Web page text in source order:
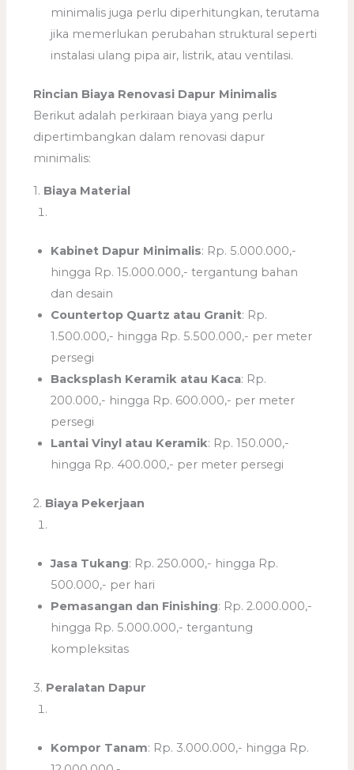
minimalis juga perlu diperhitungkan, terutama
jika memerlukan perubahan struktural seperti
instalasi ulang pipa air, listrik, atau ventilasi.
Rincian Biaya Renovasi Dapur Minimalis
Berikut adalah perkiraan biaya yang perlu
dipertimbangkan dalam renovasi dapur
minimalis:
1. Biaya Material
Kabinet Dapur Minimalis: Rp. 5.000.000,-
hingga Rp. 15.000.000,- tergantung bahan
dan desain
Countertop Quartz atau Granit: Rp.
1.500.000,- hingga Rp. 5.500.000,- per meter
persegi
Backsplash Keramik atau Kaca: Rp.
200.000,- hingga Rp. 600.000,- per meter
persegi
Lantai Vinyl atau Keramik: Rp. 150.000,-
hingga Rp. 400.000,- per meter persegi
2. Biaya Pekerjaan
Jasa Tukang: Rp. 250.000,- hingga Rp.
500.000,- per hari
Pemasangan dan Finishing: Rp. 2.000.000,-
hingga Rp. 5.000.000,- tergantung
kompleksitas
3. Peralatan Dapur
Kompor Tanam: Rp. 3.000.000,- hingga Rp.